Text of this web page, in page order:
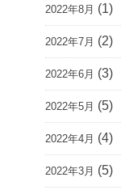
2022年8月 (1)
2022年7月 (2)
2022年6月 (3)
2022年5月 (5)
2022年4月 (4)
2022年3月 (5)